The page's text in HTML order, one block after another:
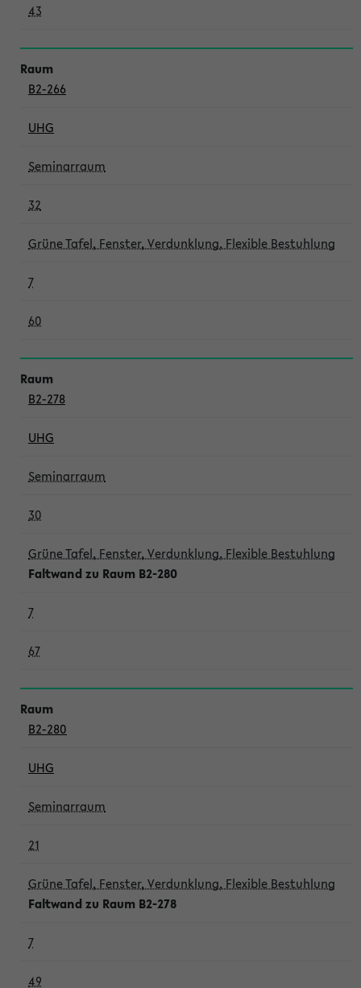
43
B2-266
UHG
Seminarraum
32
Grüne Tafel, Fenster, Verdunklung, Flexible Bestuhlung
7
60
B2-278
UHG
Seminarraum
30
Grüne Tafel, Fenster, Verdunklung, Flexible Bestuhlung
Faltwand zu Raum B2-280
7
67
B2-280
UHG
Seminarraum
21
Grüne Tafel, Fenster, Verdunklung, Flexible Bestuhlung
Faltwand zu Raum B2-278
7
49